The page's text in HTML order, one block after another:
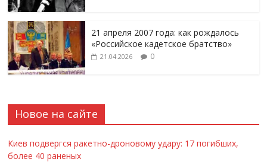
21 апреля 2007 года: как рождалось
«Российское кадетское братство»
21.04.2026 0
Новое на сайте
Киев подвергся ракетно-дроновому удару: 17 погибших,
более 40 раненых